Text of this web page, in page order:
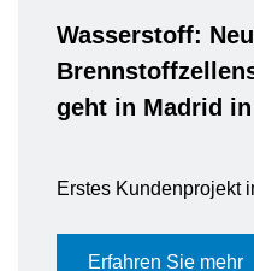
Wasserstoff:
geht in Madrid
Erstes Kundenprojekt
Erfahren Sie mehr